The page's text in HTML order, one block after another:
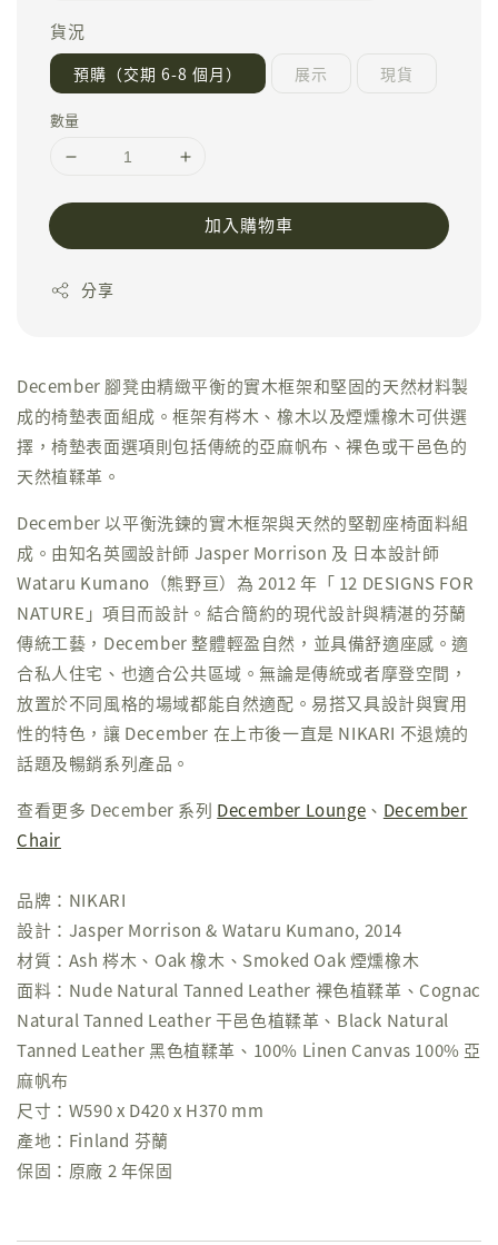
貨況
預購（交期 6-8 個月） 展示 現貨
數量
加入購物車
分享
December 腳凳由精緻平衡的實木框架和堅固的天然材料製
成的椅墊表面組成。框架有梣木、橡木以及煙燻橡木可供選
擇，椅墊表面選項則包括傳統的亞麻帆布、裸色或干邑色的
天然植鞣革。
December 以平衡洗鍊的實木框架與天然的堅韌座椅面料組
成。由知名英國設計師 Jasper Morrison 及 日本設計師
Wataru Kumano（熊野亘）為 2012 年「 12 DESIGNS FOR
NATURE」項目而設計。結合簡約的現代設計與精湛的芬蘭
傳統工藝，December 整體輕盈自然，並具備舒適座感。適
合私人住宅、也適合公共區域。無論是傳統或者摩登空間，
放置於不同風格的場域都能自然適配。易搭又具設計與實用
性的特色，讓 December 在上市後一直是 NIKARI 不退燒的
話題及暢銷系列產品。
查看更多 December 系列 December Lounge 、 December
Chair
品牌：NIKARI
設計：Jasper Morrison & Wataru Kumano, 2014
材質：Ash 梣木、Oak 橡木、Smoked Oak 煙燻橡木
面料：Nude Natural Tanned Leather 裸色植鞣革、Cognac
Natural Tanned Leather 干邑色植鞣革、Black Natural
Tanned Leather 黑色植鞣革、100% Linen Canvas 100% 亞
麻帆布
尺寸：W590 x D420 x H370 mm
產地：Finland 芬蘭
保固：原廠 2 年保固